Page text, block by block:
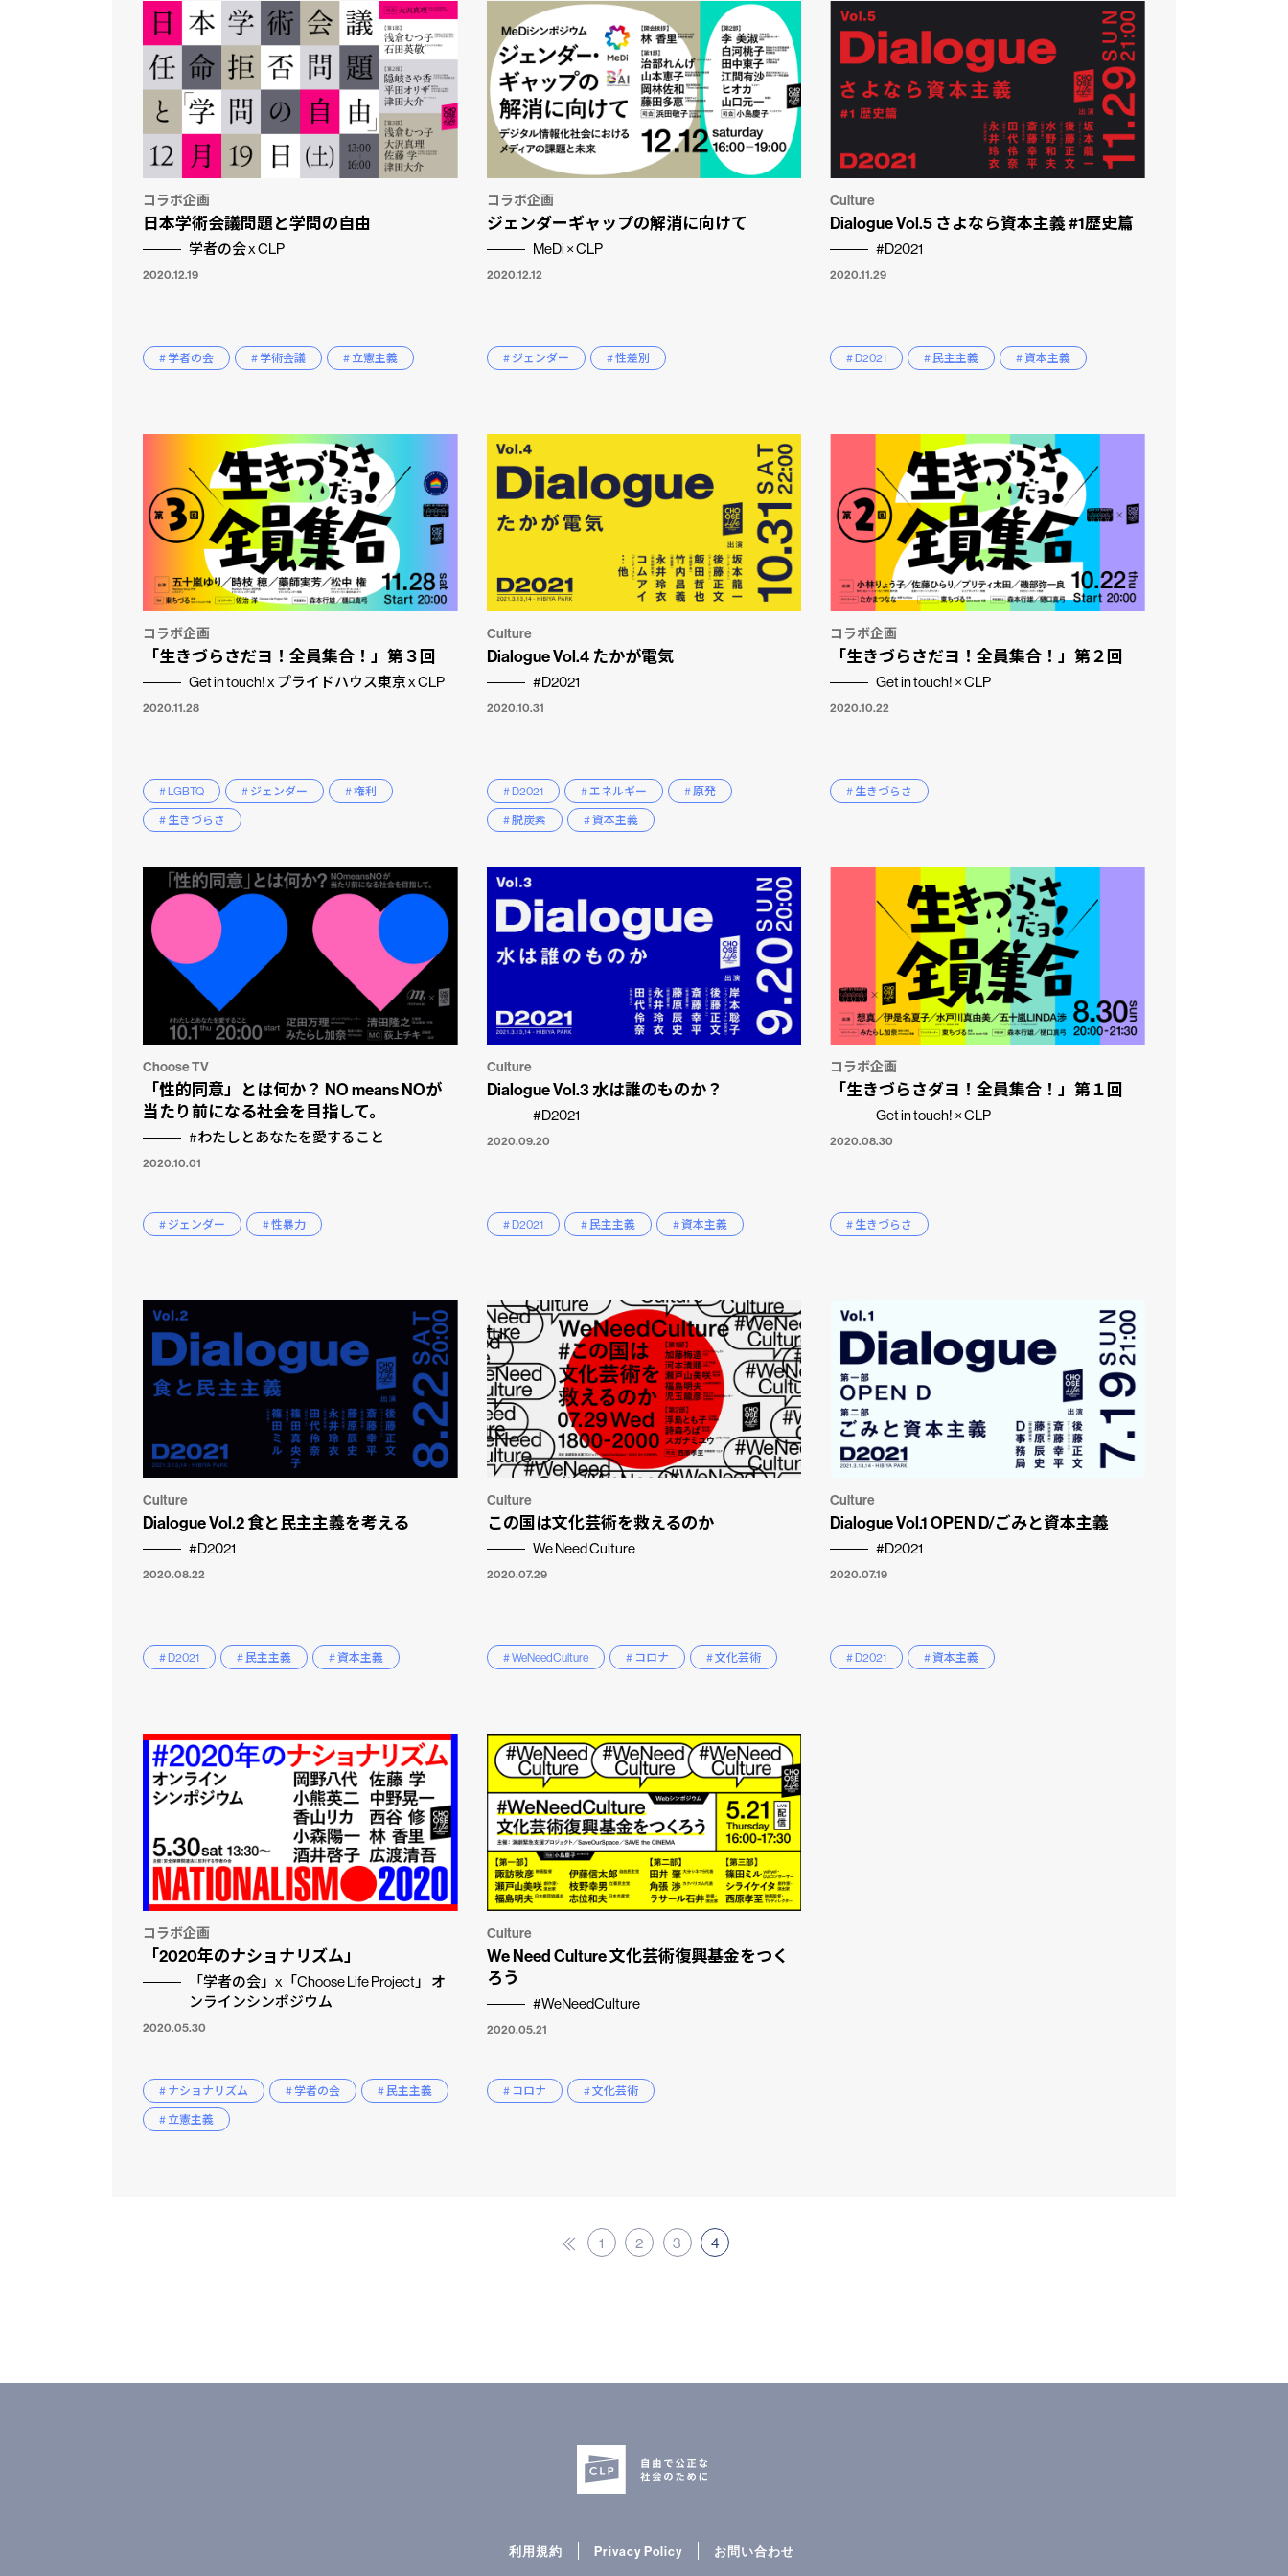
市民と
コラボ企画
日本学術会議問題と学問の自由
学者の会 x CLP
2020.12.19
# 学者の会 # 学術会議 # 立憲主義
コラボ企画
ジェンダーギャップの解消に向けて
MeDi × CLP
2020.12.12
# ジェンダー # 性差別
Culture
Dialogue Vol.5 さよなら資本主義 #1歴史篇
#D2021
2020.11.29
# D2021 # 民主主義 # 資本主義
コラボ企画
「生きづらさだヨ！全員集合！」第３回
Get in touch! x プライドハウス東京 x CLP
2020.11.28
# LGBTQ # ジェンダー
# 権利
# 生きづらさ
Culture
Dialogue Vol.4 たかが電気
#D2021
2020.10.31
# D2021 # エネルギー
# 原発
# 脱炭素
# 資本主義
コラボ企画
「生きづらさだヨ！全員集合！」第２回
Get in touch! × CLP
2020.10.22
# 生きづらさ
Choose TV
「性的同意」とは何か？ NO means NOが
当たり前になる社会を目指して。
#わたしとあなたを愛すること
2020.10.01
# ジェンダー # 性暴力
Culture
Dialogue Vol.3 水は誰のものか？
#D2021
2020.09.20
# D2021 # 民主主義 # 資本主義
コラボ企画
「生きづらさダヨ！全員集合！」第１回
Get in touch! × CLP
2020.08.30
# 生きづらさ
Culture
Dialogue Vol.2 食と民主主義を考える
#D2021
2020.08.22
# D2021 # 民主主義 # 資本主義
Culture
この国は文化芸術を救えるのか
We Need Culture
2020.07.29
# WeNeedCulture # コロナ # 文化芸術
Culture
Dialogue Vol.1 OPEN D/ごみと資本主義
#D2021
2020.07.19
# D2021 # 資本主義
コラボ企画
「2020年のナショナリズム」
「学者の会」x「Choose Life Project」 オ
ンラインシンポジウム
2020.05.30
# ナショナリズム # 学者の会
# 民主主義
# 立憲主義
Culture
We Need Culture 文化芸術復興基金をつく
ろう
#WeNeedCulture
2020.05.21
# コロナ # 文化芸術
1 2 3 4
利用規約 Privacy Policy お問い合わせ